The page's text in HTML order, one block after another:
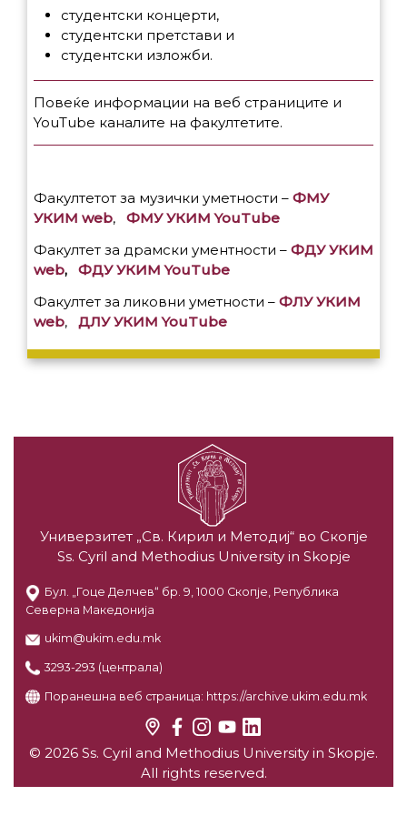
студентски концерти,
студентски претстави и
студентски изложби.
Повеќе информации на веб страниците и
YouTube каналите на факултетите.
Факултетот за музички уметности – ФМУ
УКИМ web, ФМУ УКИМ YouTube
Факултет за драмски ументности – ФДУ УКИМ
web,
ФДУ УКИМ YouTube
Факултет за ликовни уметности – ФЛУ УКИМ
web, ДЛУ УКИМ YouTube
Универзитет „Св. Кирил и Методиј“ во Скопје
Ss. Cyril and Methodius University in Skopje
Бул. „Гоце Делчев“ бр. 9, 1000 Скопје, Република
Северна Македонија
ukim@ukim.edu.mk
3293-293 (централа)
Поранешна веб страница: https://archive.ukim.edu.mk
© 2026 Ss. Cyril and Methodius University in Skopje.
All rights reserved.